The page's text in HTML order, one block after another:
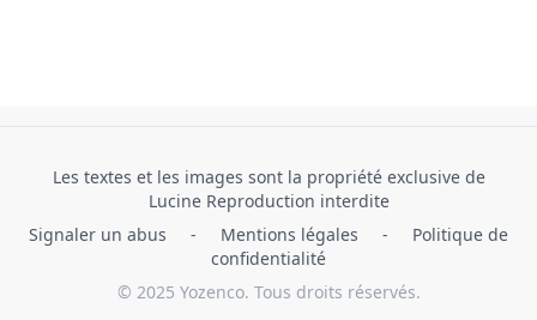
Les textes et les images sont la propriété exclusive de
Lucine Reproduction interdite
Signaler un abus
- Mentions légales -
Politique de
confidentialité
© 2025 Yozenco. Tous droits réservés.